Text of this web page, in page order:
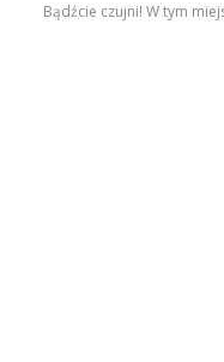
Bądźcie czujni! W tym